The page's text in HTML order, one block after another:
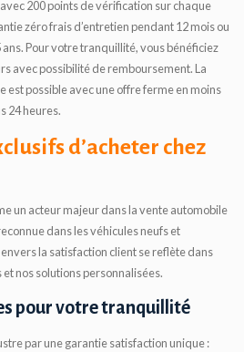
200 points de vérification sur chaque
zéro frais d’entretien pendant 12 mois ou
ans. Pour votre tranquillité, vous bénéficiez
avec possibilité de remboursement. La
est possible avec une offre ferme en moins
24 heures.
d’acheter chez
un acteur majeur dans la vente automobile
dans les véhicules neufs et
la satisfaction client se reflète dans
nos solutions personnalisées.
pour votre tranquillité
par une garantie satisfaction unique :